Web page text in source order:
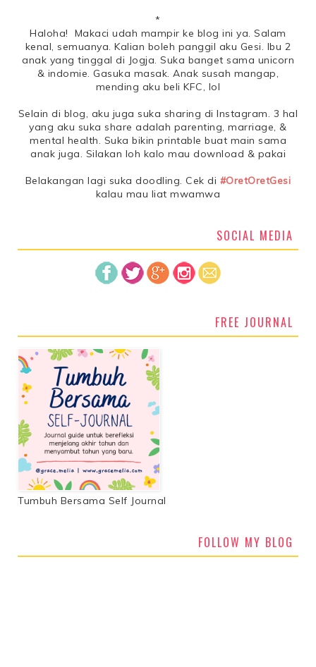
*
Haloha! Makaci udah mampir ke blog ini ya. Salam
kenal, semuanya. Kalian boleh panggil aku Gesi. Ibu 2
anak yang tinggal di Jogja. Suka banget sama unicorn
& indomie. Gasuka masak. Anak susah mangap,
mending aku beli KFC, lol
Selain di blog, aku juga suka sharing di Instagram. 3 hal
yang aku suka share adalah parenting, marriage, &
mental health. Suka bikin printable buat main sama
anak juga. Silakan loh kalo mau download & pakai
Belakangan lagi suka doodling. Cek di #OretOretGesi
kalau mau liat mwamwa
SOCIAL MEDIA
FREE JOURNAL
Tumbuh Bersama Self Journal
FOLLOW MY BLOG